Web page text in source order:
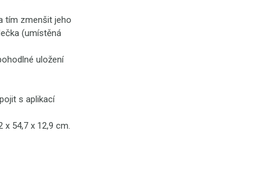
tím zmenšit jeho
(umístěná
uložení
s aplikací
x 54,7 x 12,9 cm.